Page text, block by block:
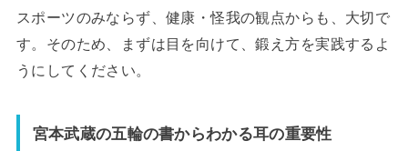
スポーツのみならず、健康・怪我の観点からも、大切で
す。そのため、まずは目を向けて、鍛え方を実践するよ
うにしてください。
宮本武蔵の五輪の書からわかる耳の重要性